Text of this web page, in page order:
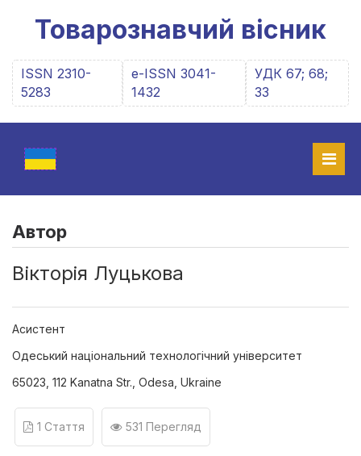
Товарознавчий вісник
ISSN 2310-
5283
e-ISSN 3041-
1432
УДК 67; 68;
33
Автор
Вікторія Луцькова
Асистент
Одеський національний технологічний університет
65023, 112 Kanatna Str., Odesa, Ukraine
1 Стаття 531 Перегляд